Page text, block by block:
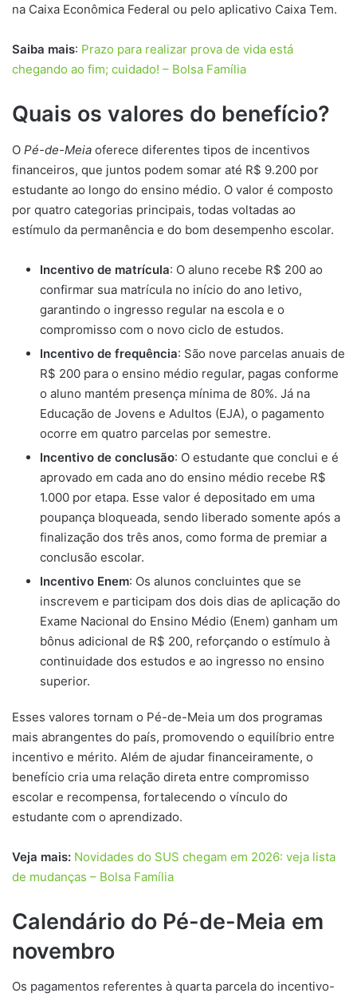
na Caixa Econômica Federal ou pelo aplicativo Caixa Tem.
Saiba mais: Prazo para realizar prova de vida está
chegando ao fim; cuidado! – Bolsa Família
Quais os valores do benefício?
O Pé-de-Meia oferece diferentes tipos de incentivos
financeiros, que juntos podem somar até R$ 9.200 por
estudante ao longo do ensino médio. O valor é composto
por quatro categorias principais, todas voltadas ao
estímulo da permanência e do bom desempenho escolar.
Incentivo de matrícula: O aluno recebe R$ 200 ao
confirmar sua matrícula no início do ano letivo,
garantindo o ingresso regular na escola e o
compromisso com o novo ciclo de estudos.
Incentivo de frequência: São nove parcelas anuais de
R$ 200 para o ensino médio regular, pagas conforme
o aluno mantém presença mínima de 80%. Já na
Educação de Jovens e Adultos (EJA), o pagamento
ocorre em quatro parcelas por semestre.
Incentivo de conclusão: O estudante que conclui e é
aprovado em cada ano do ensino médio recebe R$
1.000 por etapa. Esse valor é depositado em uma
poupança bloqueada, sendo liberado somente após a
finalização dos três anos, como forma de premiar a
conclusão escolar.
Incentivo Enem: Os alunos concluintes que se
inscrevem e participam dos dois dias de aplicação do
Exame Nacional do Ensino Médio (Enem) ganham um
bônus adicional de R$ 200, reforçando o estímulo à
continuidade dos estudos e ao ingresso no ensino
superior.
Esses valores tornam o Pé-de-Meia um dos programas
mais abrangentes do país, promovendo o equilíbrio entre
incentivo e mérito. Além de ajudar financeiramente, o
benefício cria uma relação direta entre compromisso
escolar e recompensa, fortalecendo o vínculo do
estudante com o aprendizado.
Veja mais: Novidades do SUS chegam em 2026: veja lista
de mudanças – Bolsa Família
Calendário do Pé-de-Meia em
novembro
Os pagamentos referentes à quarta parcela do incentivo-